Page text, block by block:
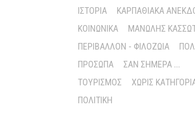
ΙΣΤΟΡΊΑ
ΚΑΡΠΑΘΙΑΚΆ
ΚΟΙΝΩΝΙΚΆ
ΜΑΝΏΛΗΣ
ΠΕΡΙΒΆΛΛΟΝ - ΦΙΛΟΖΩΊΑ
ΠΡΌΣΩΠΑ
ΣΑΝ ΣΉΜΕΡΑ ...
ΤΟΥΡΙΣΜΌΣ
ΧΩΡΊΣ
ΠΟΛΙΤΙΚΉ